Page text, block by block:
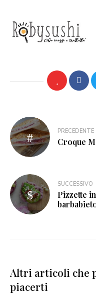
PRECEDENTE
Croque
SUCCESSIVO
Pizzette
Altri articoli che
piacerti